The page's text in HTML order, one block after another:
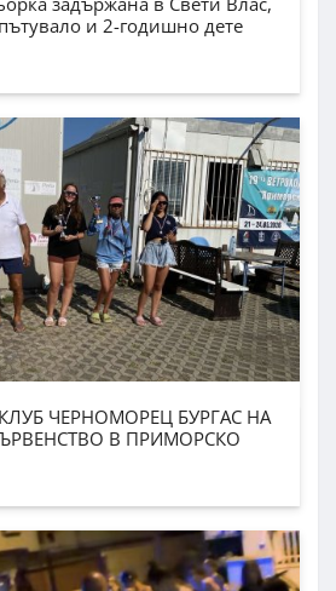
и 2-годишно дете
ЧЕРНОМОРЕЦ БУРГАС НА
В ПРИМОРСКО